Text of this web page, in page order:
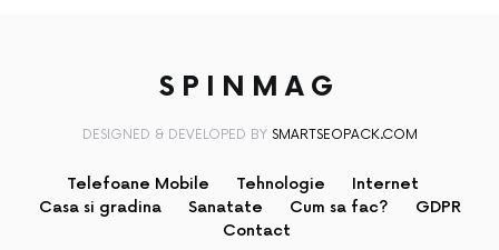
SPINMAG
DESIGNED & DEVELOPED BY SMARTSEOPACK.COM
Telefoane Mobile Tehnologie
Internet
Casa si gradina
Sanatate Cum sa fac?
GDPR
Contact